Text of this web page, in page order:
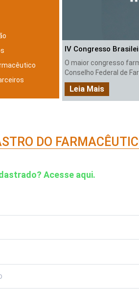
IV Congresso
O maior congresso
Conselho Federal de
Leia Mais
DO
Acesse aqui.